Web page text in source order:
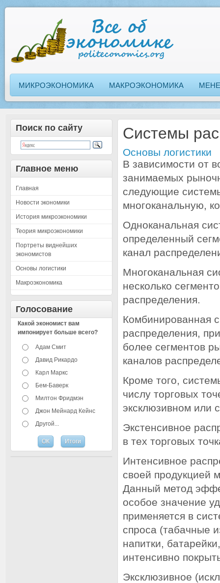
МИКРОЭКОНОМИКА МАКРОЭКОНОМИКА
Поиск по сайту
Главное меню
Главная
Новости экономики
История микроэкономики
Теория микроэкономики
Портреты виднейших
экономистов
Основы логистики
Макроэкономика
Голосование
Какой экономист вам
импонирует больше всего?
Адам Смит
Давид Рикардо
Карл Маркс
Бем-Баверк
Милтон Фридмэн
Джон Мейнард Кейнс
Другой...
Системы
Основы логистики
В зависимости от
занимаемых
следующие
многоканальную,
Одноканальная
определенный
канал
Многоканальная
несколько
распределения.
Комбинированная
распределения,
более сегментов
каналов
Кроме того,
числу торговых
эксклюзивном или
Экстенсивное
в тех торговых
Интенсивное
своей продукцией
Данный метод
особое значение
применяется в
спроса (табачные
напитки,
интенсивно
Эксклюзивное